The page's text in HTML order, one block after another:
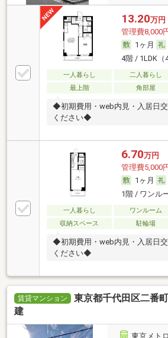
13.20万円
管理費8,000
1ヶ月
4階 / 1LDK（
一人暮らし 二人暮らし
最上階
角部屋
◆初期費用・web内見・入居日
ください◆
6.70万円
管理費5,000
1ヶ月
1階 / ワンル
一人暮らし ワンルーム
収納スペース
駐輪場
◆初期費用・web内見・入居日
ください◆
賃貸マンション
東京都千代田区二番
建
東京メト